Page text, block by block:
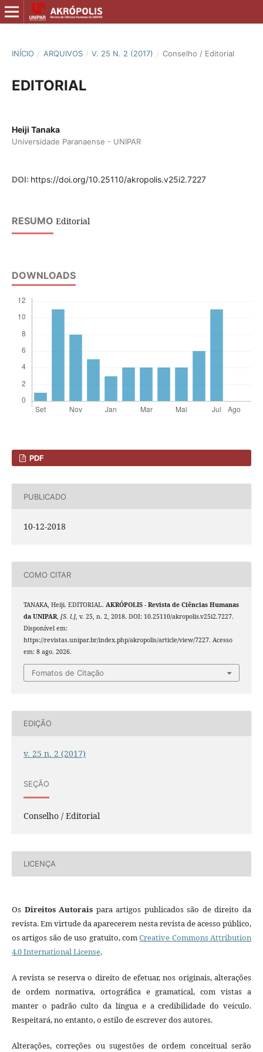
INÍCIO / ARQUIVOS / V. 25 N. 2 (2017) / Conselho / Editorial
EDITORIAL
Heiji Tanaka
Universidade Paranaense - UNIPAR
DOI: https://doi.org/10.25110/akropolis.v25i2.7227
RESUMO Editorial
DOWNLOADS
PDF
PUBLICADO
10-12-2018
COMO CITAR
TANAKA, Heiji. EDITORIAL. AKRÓPOLIS - Revista de Ciências Humanas
da UNIPAR, [S. l.], v. 25, n. 2, 2018. DOI: 10.25110/akropolis.v25i2.7227.
Disponível em:
https://revistas.unipar.br/index.php/akropolis/article/view/7227. Acesso
em: 8 ago. 2026.
Fomatos de Citação
EDIÇÃO
v. 25 n. 2 (2017)
SEÇÃO
Conselho / Editorial
LICENÇA
Os Direitos Autorais para artigos publicados são de direito da
revista. Em virtude da aparecerem nesta revista de acesso público,
os artigos são de uso gratuito, comCreative Commons Attribution
4.0 International License.
A revista se reserva o direito de efetuar, nos originais, alterações
de ordem normativa, ortográfica e gramatical, com vistas a
manter o padrão culto da língua e a credibilidade do veículo.
Respeitará, no entanto, o estilo de escrever dos autores.
Alterações, correções ou sugestões de ordem conceitual serão